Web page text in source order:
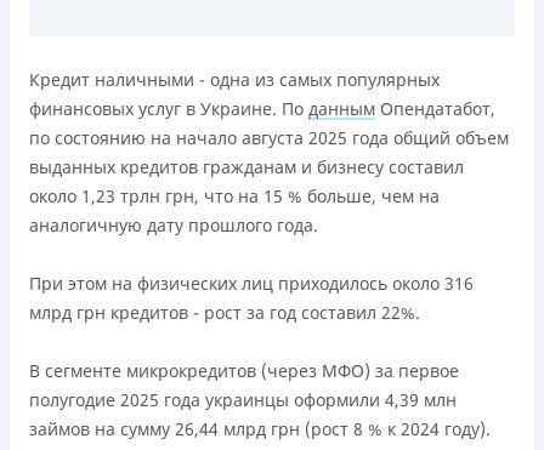
Вся информация о кредите
ПОЛУЧИТЬ ЗАЙМ Подробнее
Кредит наличными - одна из самых популярных
финансовых услуг в Украине. По данным Опендатабот,
по состоянию на начало августа 2025 года общий объем
выданных кредитов гражданам и бизнесу составил
около 1,23 трлн грн, что на 15 % больше, чем на
аналогичную дату прошлого года.
При этом на физических лиц приходилось около 316
млрд грн кредитов - рост за год составил 22%.
В сегменте микрокредитов (через МФО) за первое
полугодие 2025 года украинцы оформили 4,39 млн
займов на сумму 26,44 млрд грн (рост 8 % к 2024 году).